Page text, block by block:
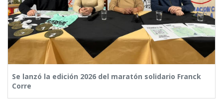
Se lanzó la edición 2026 del maratón solidario Franck
Corre